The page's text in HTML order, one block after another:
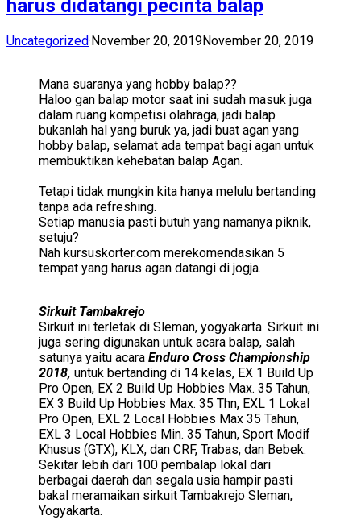
harus didatangi pecinta balap
Uncategorized·November 20, 2019November 20, 2019
Mana suaranya yang hobby balap??
Haloo gan balap motor saat ini sudah masuk juga
dalam ruang kompetisi olahraga, jadi balap
bukanlah hal yang buruk ya, jadi buat agan yang
hobby balap, selamat ada tempat bagi agan untuk
membuktikan kehebatan balap Agan.
Tetapi tidak mungkin kita hanya melulu bertanding
tanpa ada refreshing.
Setiap manusia pasti butuh yang namanya piknik,
setuju?
Nah kursuskorter.com merekomendasikan 5
tempat yang harus agan datangi di jogja.
Sirkuit Tambakrejo
Sirkuit ini terletak di Sleman, yogyakarta. Sirkuit ini
juga sering digunakan untuk acara balap, salah
satunya yaitu acara Enduro Cross Championship
2018, untuk bertanding di 14 kelas, EX 1 Build Up
Pro Open, EX 2 Build Up Hobbies Max. 35 Tahun,
EX 3 Build Up Hobbies Max. 35 Thn, EXL 1 Lokal
Pro Open, EXL 2 Local Hobbies Max 35 Tahun,
EXL 3 Local Hobbies Min. 35 Tahun, Sport Modif
Khusus (GTX), KLX, dan CRF, Trabas, dan Bebek.
Sekitar lebih dari 100 pembalap lokal dari
berbagai daerah dan segala usia hampir pasti
bakal meramaikan sirkuit Tambakrejo Sleman,
Yogyakarta.